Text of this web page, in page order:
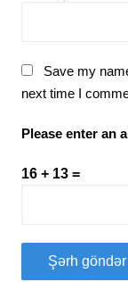
Save my
next time I
Please enter an
16 + 13 =